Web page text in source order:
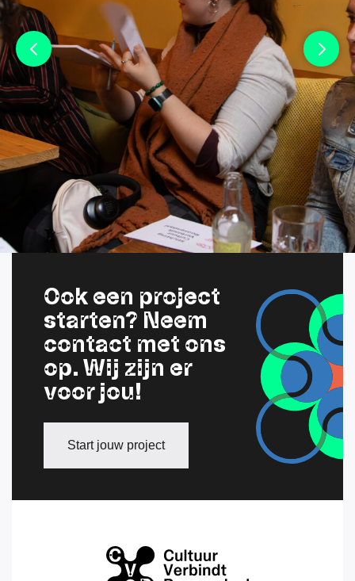
Ook een project
starten? Neem
contact met ons
op. Wij zijn er
voor jou!
Start jouw project